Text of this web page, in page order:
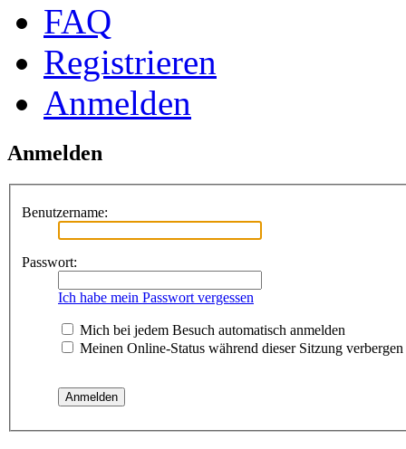
FAQ
Registrieren
Anmelden
Anmelden
Benutzername:
Passwort:
Ich habe mein Passwort vergessen
Mich bei jedem Besuch automatisch anmelden
Meinen Online-Status während dieser Sitzung verbergen